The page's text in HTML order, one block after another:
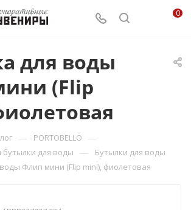
0
для воды
(Flip
— PORTOBELLO —
для воды — Бутылки для воды
Флип мини (Flip mini), фиолетовая